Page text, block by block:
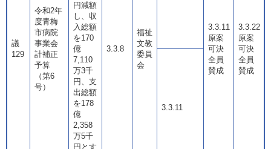
議
129
令和2年
度青梅
市病院
事業会
計補正
予算
（第6
号）
円減額
し、収
入総額
を170
億
7,110
万3千
円、支
出総額
を178
億
2,358
万5千
円とす
3.3.8
福祉
文教
委員
会
3.3.11
原案
可決
全員
賛成
3.3.22
原案
可決
全員
賛成
3.3.11